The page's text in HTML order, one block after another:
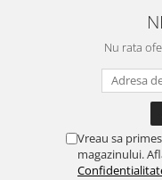
Pentru Casa si Camping
Aragaze, plite, piese
Accesorii aragaze &
Pirostrii si accesorii
Nu rata
Vreau sa
magazinului.